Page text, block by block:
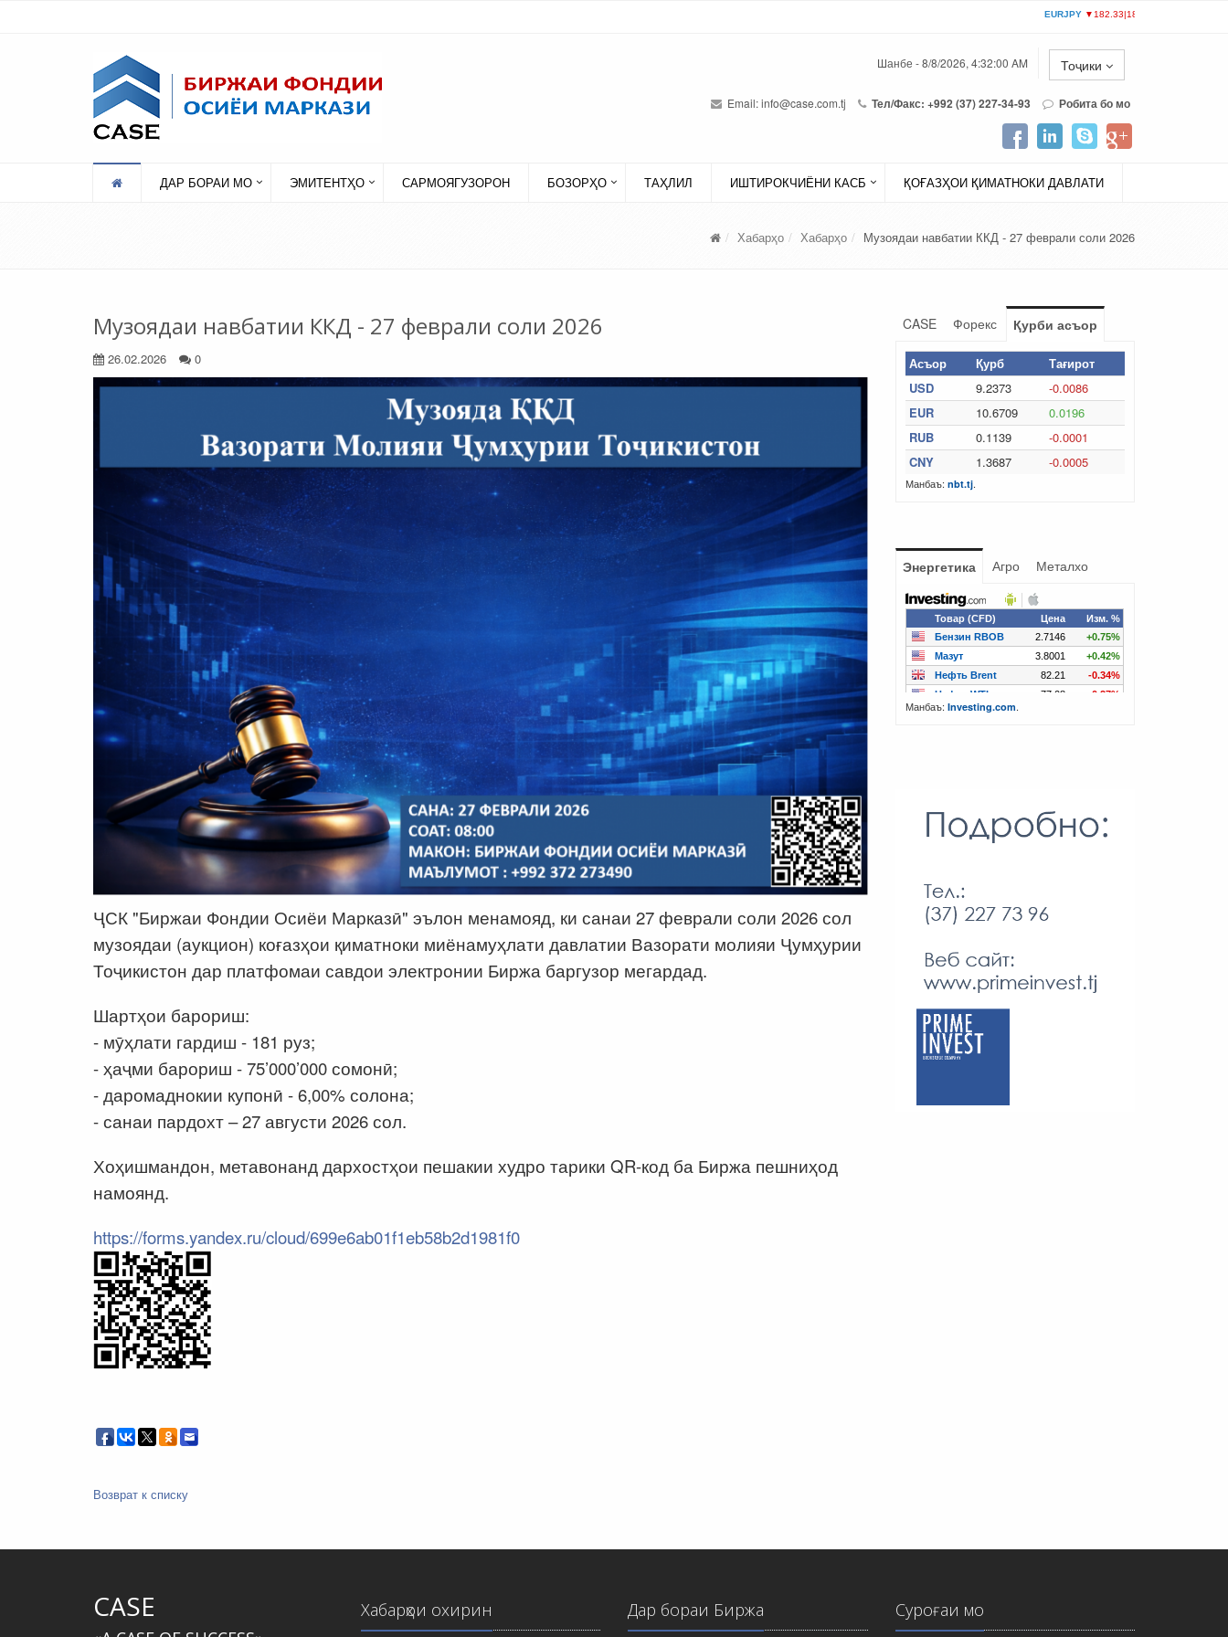
Шанбе - 8/8/2026, 4:32:00 AM Тоҷики
Email:info@case.com.tj Тел/Факс: +992 (37) 227-34-93 Робита бо мо
ДАР БОРАИ МО ЭМИТЕНТҲО САРМОЯГУЗОРОН БОЗОРҲО ТАҲЛИЛ ИШТИРОКЧИЁНИ КАСБ ҚОҒАЗҲОИ ҚИМАТНОКИ ДАВЛАТИ
Хабарҳо Хабарҳо Музоядаи навбатии ККД - 27 феврали соли 2026
Музоядаи навбатии ККД - 27 феврали соли 2026
26.02.2026 0
ҶСК "Биржаи Фондии Осиёи Марказӣ" эълон менамояд, ки санаи 27 феврали соли 2026 сол
музоядаи (аукцион) коғазҳои қиматноки миёнамуҳлати давлатии Вазорати молияи Ҷумҳурии
Тоҷикистон дар платфомаи савдои электронии Биржа баргузор мегардад.
Шартҳои барориш:
- мӯҳлати гардиш - 181 руз;
- ҳаҷми барориш - 75’000’000 сомонӣ;
- даромаднокии купонӣ - 6,00% солона;
- санаи пардохт – 27 августи 2026 сол.
Хоҳишмандон, метавонанд дархостҳои пешакии худро тарики QR-код ба Биржа пешниҳод
намоянд.
https://forms.yandex.ru/cloud/699e6ab01f1eb58b2d1981f0
Возврат к списку
CASE Форекс Қурби асъор
Асъор Қурб
Тағирот
USD
9.2373
-0.0086
EUR
10.6709
0.0196
RUB
0.1139
-0.0001
CNY
1.3687 -0.0005
Манбаъ: nbt.tj.
Энергетика Агро Металхо
Манбаъ: Investing.com.
CASE Хабарҳои охирин Дар бораи Биржа Суроғаи мо